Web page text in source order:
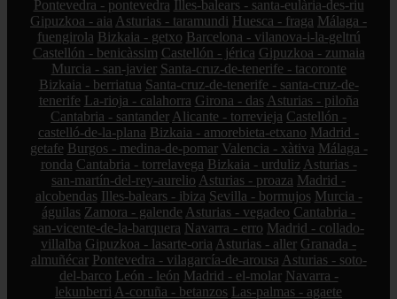
Pontevedra - pontevedra Illes-balears - santa-eulària-des-riu
Gipuzkoa - aia Asturias - taramundi Huesca - fraga Málaga -
fuengirola Bizkaia - getxo Barcelona - vilanova-i-la-geltrú
Castellón - benicàssim Castellón - jérica Gipuzkoa - zumaia
Murcia - san-javier Santa-cruz-de-tenerife - tacoronte
Bizkaia - berriatua Santa-cruz-de-tenerife - santa-cruz-de-
tenerife La-rioja - calahorra Girona - das Asturias - piloña
Cantabria - santander Alicante - torrevieja Castellón -
castelló-de-la-plana Bizkaia - amorebieta-etxano Madrid -
getafe Burgos - medina-de-pomar Valencia - xàtiva Málaga -
ronda Cantabria - torrelavega Bizkaia - urduliz Asturias -
san-martín-del-rey-aurelio Asturias - proaza Madrid -
alcobendas Illes-balears - ibiza Sevilla - bormujos Murcia -
águilas Zamora - galende Asturias - vegadeo Cantabria -
san-vicente-de-la-barquera Navarra - erro Madrid - collado-
villalba Gipuzkoa - lasarte-oria Asturias - aller Granada -
almuñécar Pontevedra - vilagarcía-de-arousa Asturias - soto-
del-barco León - león Madrid - el-molar Navarra -
lekunberri A-coruña - betanzos Las-palmas - agaete